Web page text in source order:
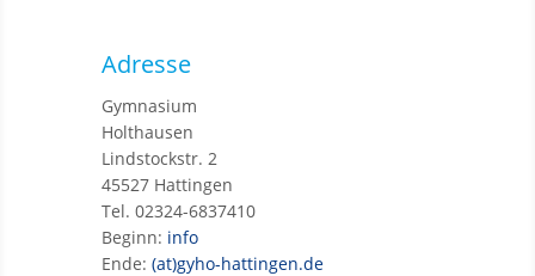
Adresse
Gymnasium
Holthausen
Lindstockstr. 2
45527 Hattingen
Tel. 02324-6837410
Beginn: info
Ende: (at)gyho-hattingen.de